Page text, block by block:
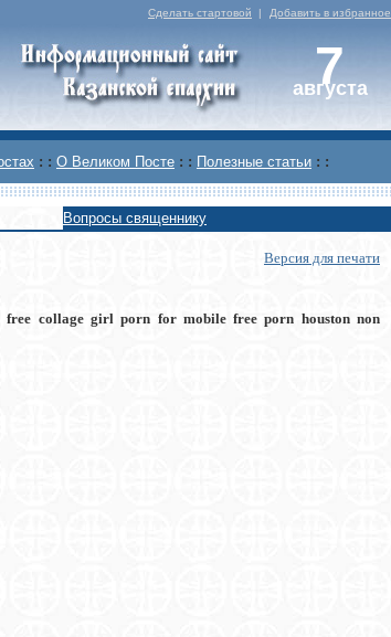
Сделать стартовой | Добавить в избранное
7
августа
: : О Великом Посте : : Полезные статьи : :
Вопросы священнику
Версия для печати
free collage girl porn for mobile free porn houston non